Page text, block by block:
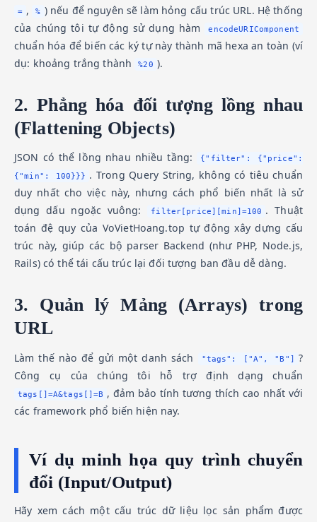
= , % ) nếu để nguyên sẽ làm hỏng cấu trúc URL. Hệ thống
của chúng tôi tự động sử dụng hàm
encodeURIComponent
chuẩn hóa để biến các ký tự này thành mã hexa an toàn (ví
dụ: khoảng trắng thành
%20 ).
2. Phẳng hóa đối tượng lồng nhau
(Flattening Objects)
JSON có thể lồng nhau nhiều tầng:
{"filter": {"price":
{"min": 100}}} . Trong Query String, không có tiêu chuẩn
duy nhất cho việc này, nhưng cách phổ biến nhất là sử
dụng dấu ngoặc vuông:
filter[price][min]=100 . Thuật
toán đệ quy của VoVietHoang.top tự động xây dựng cấu
trúc này, giúp các bộ parser Backend (như PHP, Node.js,
Rails) có thể tái cấu trúc lại đối tượng ban đầu dễ dàng.
3. Quản lý Mảng (Arrays) trong
URL
Làm thế nào để gửi một danh sách "tags": ["A", "B"] ?
Công cụ của chúng tôi hỗ trợ định dạng chuẩn
tags[]=A&tags[]=B , đảm bảo tính tương thích cao nhất với
các framework phổ biến hiện nay.
Ví dụ minh họa quy trình chuyển
đổi (Input/Output)
Hãy xem cách một cấu trúc dữ liệu lọc sản phẩm được